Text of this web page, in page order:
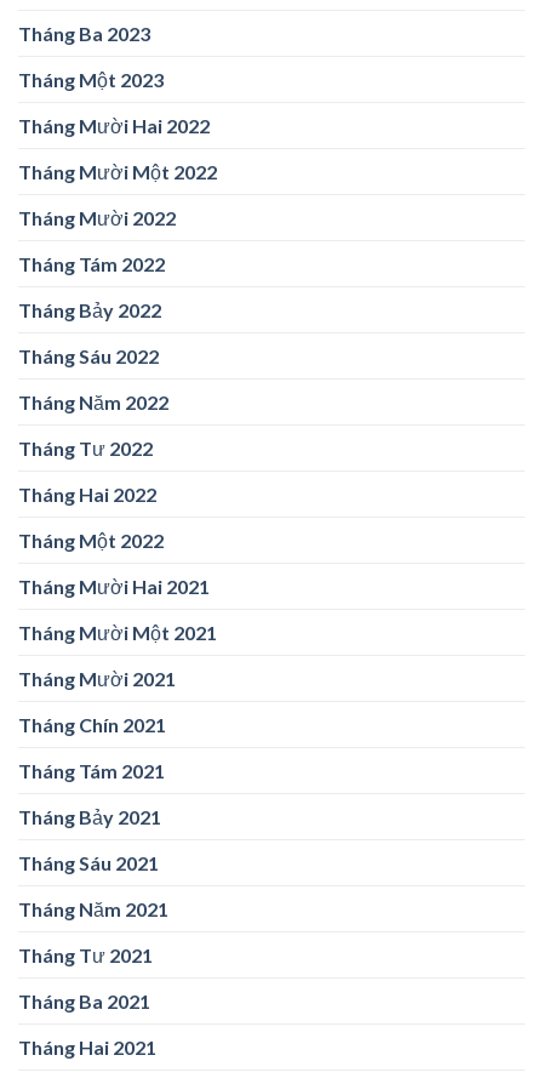
Tháng Ba 2023
Tháng Một 2023
Tháng Mười Hai 2022
Tháng Mười Một 2022
Tháng Mười 2022
Tháng Tám 2022
Tháng Bảy 2022
Tháng Sáu 2022
Tháng Năm 2022
Tháng Tư 2022
Tháng Hai 2022
Tháng Một 2022
Tháng Mười Hai 2021
Tháng Mười Một 2021
Tháng Mười 2021
Tháng Chín 2021
Tháng Tám 2021
Tháng Bảy 2021
Tháng Sáu 2021
Tháng Năm 2021
Tháng Tư 2021
Tháng Ba 2021
Tháng Hai 2021